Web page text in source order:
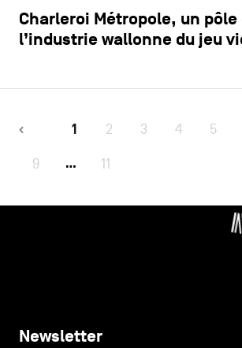
Charleroi Métropole, un pôle
l’industrie wallonne du jeu
1 2 3 4 5
9 … 11
Newsletter